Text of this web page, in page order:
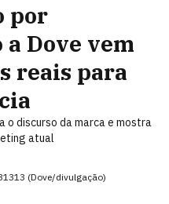
por
Dove vem
reais para
o discurso da marca e mostra
atual
(Dove/divulgação)